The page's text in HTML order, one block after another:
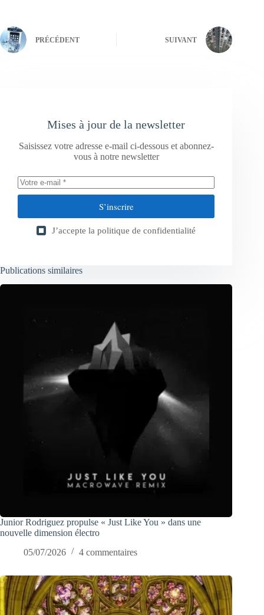
PRÉCÉDENT SUIVANT
Mises à jour de la newsletter
Saisissez votre adresse e-mail ci-dessous et abonnez-
vous à notre newsletter
S’inscrire
J’accepte la politique de confidentialité
Publications similaires
Junior Rodriguez propulse « Just Like You » dans une
nouvelle dimension électro
05/07/2026
4 commentaires